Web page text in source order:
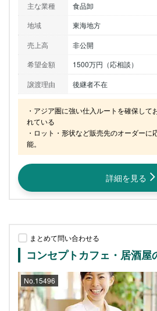
主な業種
食品卸
地域
東海地方
売上高
非公開
希望金額
1500万円（応相談）
譲渡理由
後継者不在
・アジア圏に強い仕入ルートを確保して
れている
・ロット・形状など販売先のオーダーに
能。
詳細を見る
まとめて問い合わせる
コンセプトカフェ・居酒屋
No.15496